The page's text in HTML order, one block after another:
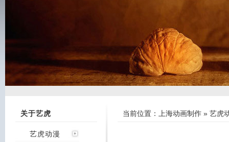
关于艺虎
艺虎动漫
当前位置： 上海动画制作 » 艺虎